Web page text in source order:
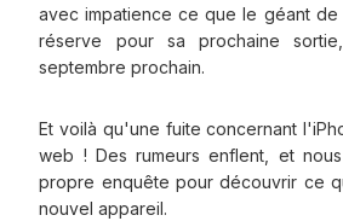
avec impatience ce que le géant de
réserve pour sa prochaine
septembre prochain.
Et voilà qu'une fuite concernant
web ! Des rumeurs enflent, et
propre enquête pour découvrir ce
nouvel appareil.